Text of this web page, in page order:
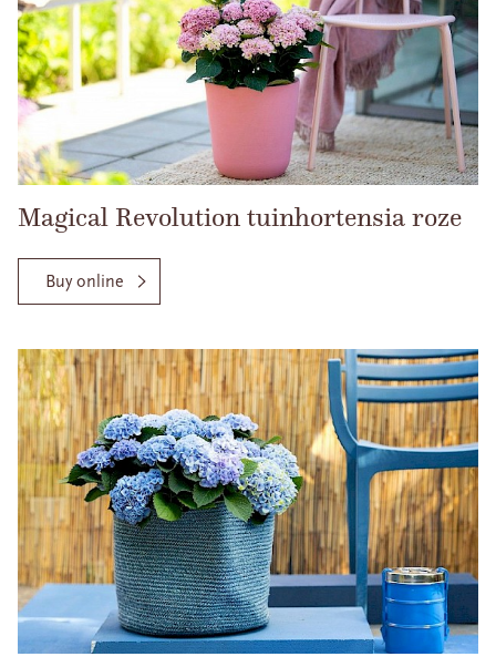
Magical Revolution tuinhortensia roze
Buy online